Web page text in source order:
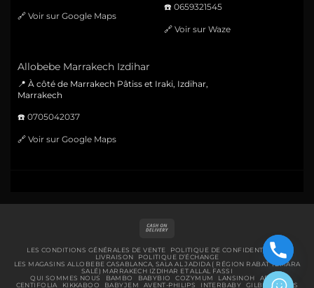
🔗 Voir sur Google Maps
☎️ 0659321545
🔗 Voir sur Waze
Allobebe Marrakech Izdihar
📍 À côté de Marrakech Pâtiss et Iraki, Izdihar,
Marrakech
☎️ 0705042037
🔗 Voir sur Google Maps
Delivery
LES CONDITIONS GÉNÉRALES DE VENTE
POLITIQUE DE CONFIDENTIALITÉ
LIVRAISON
POLITIQUE D’ÉCHANGE
LES MAGASINS ALLOBEBE CASABLANCA, SALA AL JADIDA ( RÉGION RABAT TEMARA
SALÉ) MARRAKECH IZDIHAR ET ALLAL FASSI
QUI SOMMES NOUS
BAMBO BABYBIO COZYMUM LANSINOH
ABENA
CENTIFOLIA
KIKKABOO BABYJEM AVENT-PHILIPS INTERBABY GILBERT BIBS